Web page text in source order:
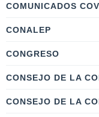
COMUNICADOS
CONALEP
CONGRESO
CONSEJO DE LA
CONSEJO DE LA